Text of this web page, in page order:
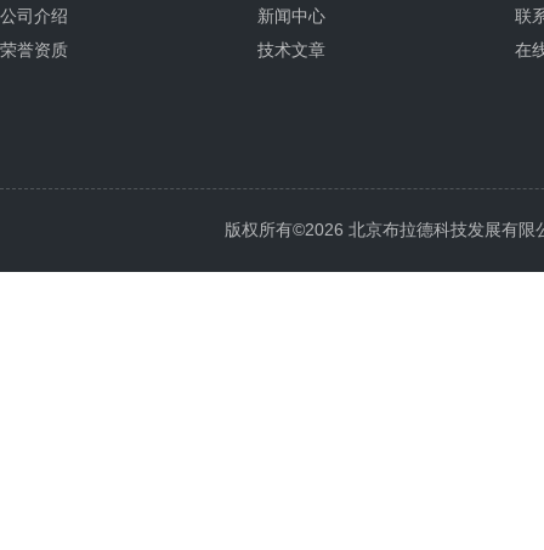
公司介绍
荣誉资质
新闻中心
技术文章
联
在
版权所有©2026 北京布拉德科技发展有